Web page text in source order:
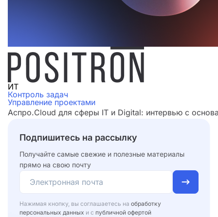
ИТ
Контроль задач
Управление проектами
Аспро.Cloud для сферы IT и Digital: интервью с
Подпишитесь на рассылку
Получайте самые свежие и полезные материалы
прямо на свою почту
Нажимая кнопку, вы соглашаетесь на обработку
персональных данных и с публичной офертой